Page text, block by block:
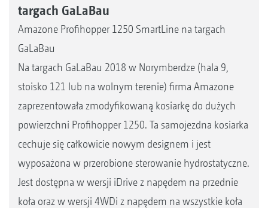
targach GaLaBau
Amazone Profihopper 1250 SmartLine na targach
GaLaBau
Na targach GaLaBau 2018 w Norymberdze (hala 9,
stoisko 121 lub na wolnym terenie) firma Amazone
zaprezentowała zmodyfikowaną kosiarkę do dużych
powierzchni Profihopper 1250. Ta samojezdna kosiarka
cechuje się całkowicie nowym designem i jest
wyposażona w przerobione sterowanie hydrostatyczne.
Jest dostępna w wersji iDrive z napędem na przednie
koła oraz w wersji 4WDi z napędem na wszystkie koła